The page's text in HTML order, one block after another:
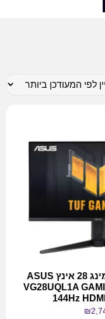
מסך מחשב גיימינג 28 אינץ ASUS
VG28UQL1A
144Hz
₪